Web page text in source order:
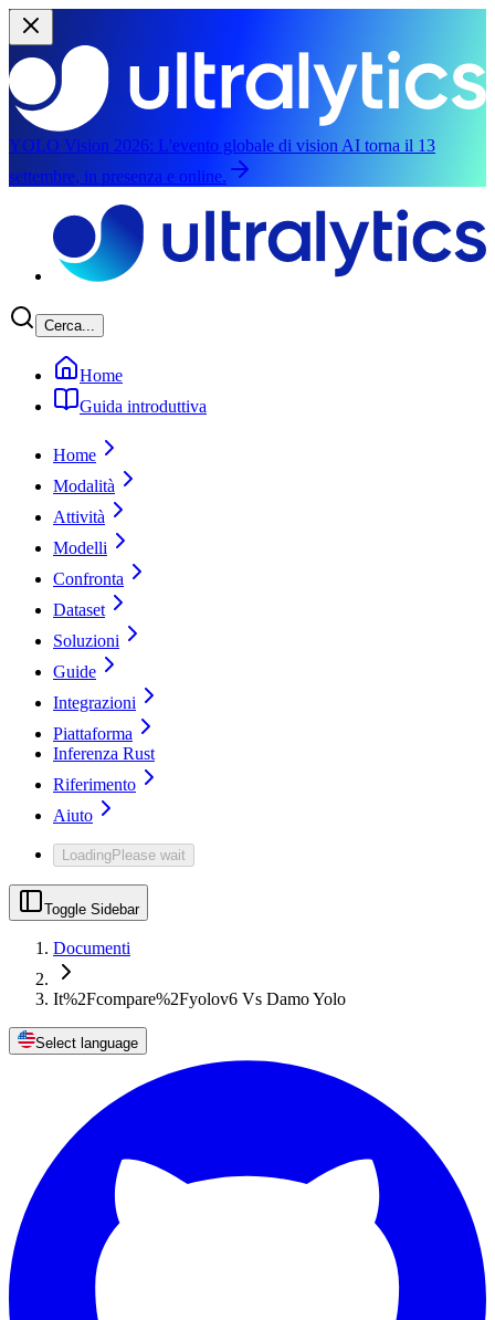
YOLO Vision 2026: L'evento globale di vision AI torna il 13
settembre, in presenza e online.
Cerca...
Home
Guida introduttiva
Home
Modalità
Attività
Modelli
Confronta
Dataset
Soluzioni
Guide
Integrazioni
Piattaforma
Inferenza Rust
Riferimento
Aiuto
LoadingPlease wait
Toggle Sidebar
Documenti
It%2Fcompare%2Fyolov6 Vs Damo Yolo
Select language